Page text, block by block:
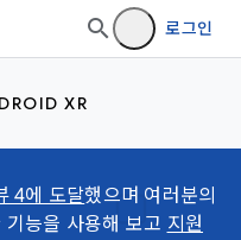
로그인
XR
4에 도달했으며 여러분의
능을 사용해 보고 지원